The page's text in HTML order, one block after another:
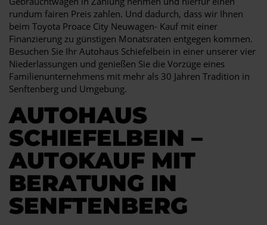
rundum fairen Preis zahlen. Und dadurch, dass wir Ihnen
beim Toyota Proace City Neuwagen- Kauf mit einer
Finanzierung zu günstigen Monatsraten entgegen kommen.
Besuchen Sie Ihr Autohaus Schiefelbein in einer unserer vier
Niederlassungen und genießen Sie die Vorzüge eines
Familienunternehmens mit mehr als 30 Jahren Tradition in
Senftenberg und Umgebung.
AUTOHAUS
SCHIEFELBEIN –
AUTOKAUF MIT
BERATUNG IN
SENFTENBERG